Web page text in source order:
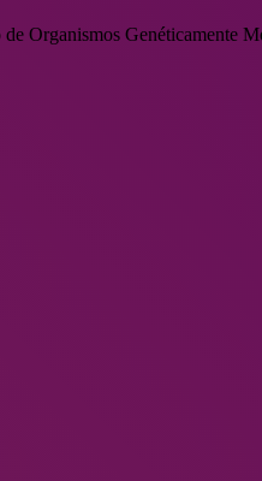
Organismos